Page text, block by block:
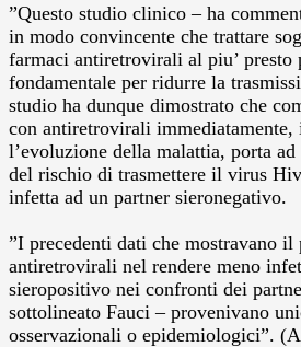
”Questo studio clinico – ha
in modo convincente che trattare
farmaci antiretrovirali al piu’ presto
fondamentale per ridurre la
studio ha dunque dimostrato che
con antiretrovirali immediatamente,
l’evoluzione della malattia, porta
del rischio di trasmettere il virus
infetta ad un partner sieronegativo.
”I precedenti dati che mostravano
antiretrovirali nel rendere meno
sieropositivo nei confronti dei
sottolineato Fauci – provenivano
osservazionali o epidemiologici”.